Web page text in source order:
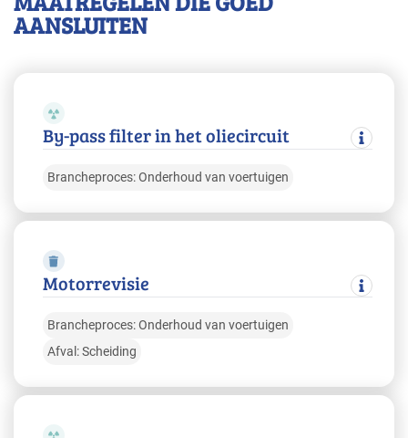
AANSLUITEN
By-pass filter in het oliecircuit
Brancheproces: Onderhoud van voertuigen
Motorrevisie
Brancheproces: Onderhoud van voertuigen
Afval: Scheiding